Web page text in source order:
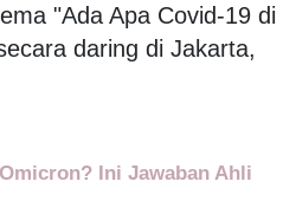
"Ada Apa Covid-19 di
daring di Jakarta,
Ini Jawaban Ahli